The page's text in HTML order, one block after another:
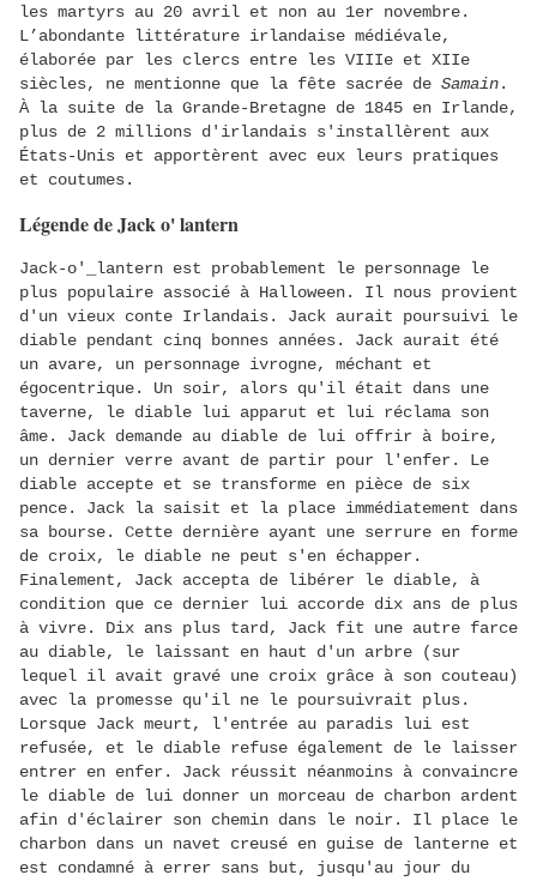
les martyrs au 20 avril et non au 1er novembre.
L’abondante littérature irlandaise médiévale,
élaborée par les clercs entre les VIIIe et XIIe
siècles, ne mentionne que la fête sacrée de Samain.
À la suite de la Grande-Bretagne de 1845 en Irlande,
plus de 2 millions d'irlandais s'installèrent aux
États-Unis et apportèrent avec eux leurs pratiques
et coutumes.
Légende deJack o' lantern
Jack-o'_lantern est probablement le personnage le
plus populaire associé à Halloween. Il nous provient
d'un vieux conte Irlandais. Jack aurait poursuivi le
diable pendant cinq bonnes années. Jack aurait été
un avare, un personnage ivrogne, méchant et
égocentrique. Un soir, alors qu'il était dans une
taverne, le diable lui apparut et lui réclama son
âme. Jack demande au diable de lui offrir à boire,
un dernier verre avant de partir pour l'enfer. Le
diable accepte et se transforme en pièce de six
pence. Jack la saisit et la place immédiatement dans
sa bourse. Cette dernière ayant une serrure en forme
de croix, le diable ne peut s'en échapper.
Finalement, Jack accepta de libérer le diable, à
condition que ce dernier lui accorde dix ans de plus
à vivre. Dix ans plus tard, Jack fit une autre farce
au diable, le laissant en haut d'un arbre (sur
lequel il avait gravé une croix grâce à son couteau)
avec la promesse qu'il ne le poursuivrait plus.
Lorsque Jack meurt, l'entrée au paradis lui est
refusée, et le diable refuse également de le laisser
entrer en enfer. Jack réussit néanmoins à convaincre
le diable de lui donner un morceau de charbon ardent
afin d'éclairer son chemin dans le noir. Il place le
charbon dans un navet creusé en guise de lanterne et
est condamné à errer sans but, jusqu'au jour du